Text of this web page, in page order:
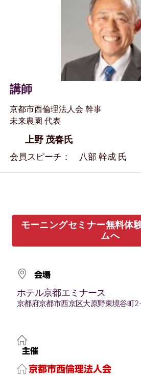
講師
京都市西倫理法人会 幹事
未来農園 代表
上野 茂春氏
会員スピーチ： 八部 幹成 氏
モーニングセミナー無料体
ムへ
会場
ホテル京都エミナース
京都府京都市西京区大原野東境谷町
主催
京都市西倫理法人会